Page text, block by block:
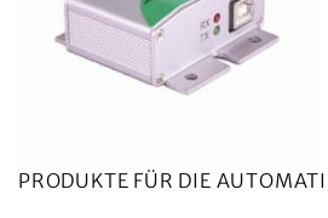
PRODUKTE FÜR DIE